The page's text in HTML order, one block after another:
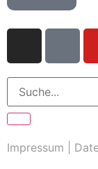
Impressum